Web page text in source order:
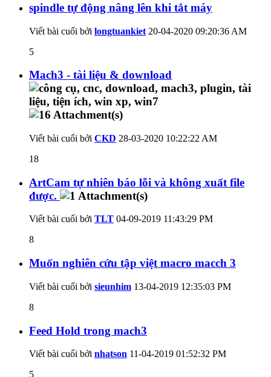
spindle tự động nâng lên khi tắt máy
Viết bài cuối bởi longtuankiet 20-04-2020 09:20:36 AM
5
Mach3 - tài liệu & download
Viết bài cuối bởi CKD 28-03-2020 10:22:22 AM
18
ArtCam tự nhiên báo lỗi và không xuất file
được.
Viết bài cuối bởi TLT 04-09-2019 11:43:29 PM
8
Muốn nghiên cứu tập việt macro macch 3
Viết bài cuối bởi sieunhim 13-04-2019 12:35:03 PM
8
Feed Hold trong mach3
Viết bài cuối bởi nhatson 11-04-2019 01:52:32 PM
5